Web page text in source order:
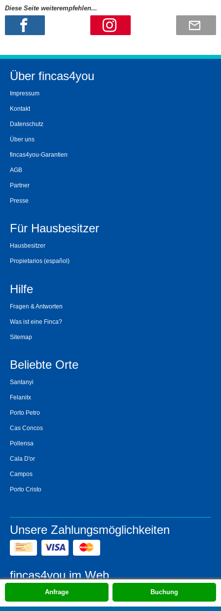
Anfrage Buchung
Diese Seite weiterempfehlen...
Über fincas4you
Impressum
Kontakt
Datenschutz
Über uns
fincas4you-Garantien
AGB
Partner
Presse
Für Hausbesitzer
Hausbesitzer
Propietarios (español)
Hilfe
Fragen & Antworten
Was ist eine Finca?
Sitemap
Beliebte Orte
Santanyi
Felanitx
Porto Petro
Cas Concos
Pollensa
Cala D'or
Campos
Porto Cristo
Unsere Zahlungsmöglichkeiten
fincas4you im Web